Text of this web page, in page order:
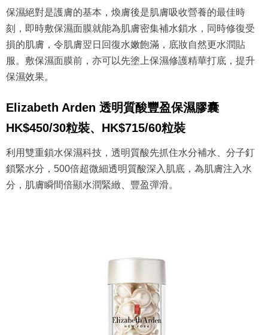
保濕絕對是護膚的基本，煥膚後是肌膚吸收營養的最佳時
刻，即時敷保濕面膜就能為肌膚密集補水鎖水，同時修復受
損的肌膚，令肌膚翌日回復水嫩飽滿，底妝自然更水潤貼
服。敷保濕面膜前，亦可以先塗上保濕修護精華打底，提升
保濕效果。
Elizabeth Arden 透明質酸豐盈保濕膠囊
HK$450/30粒裝、HK$715/60粒裝
利用雙重鎖水保濕科技，透明質酸先抓住水分補水、分子釘
鎖緊水分，500倍超微細透明質酸深入肌底，為肌膚注入水
分，肌膚瞬間倍顯水潤緊緻、豐盈彈滑。